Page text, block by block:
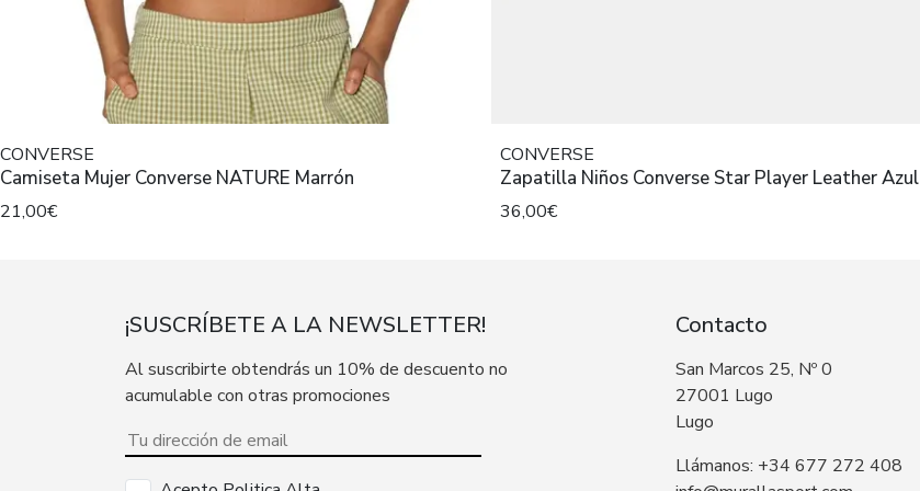
CONVERSE
Camiseta Mujer Converse NATURE Marrón
21,00€
CONVERSE
Zapatilla Niños Converse Star Player Leather Azul
36,00€
¡SUSCRÍBETE A LA NEWSLETTER!
Al suscribirte obtendrás un 10% de descuento no
acumulable con otras promociones
Contacto
San Marcos 25, Nº 0
27001 Lugo
Lugo
Llámanos: +34 677 272 408